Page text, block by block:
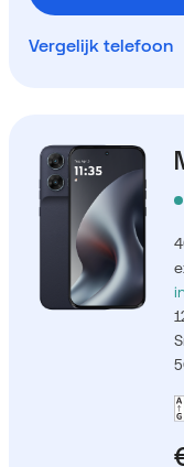
Vergelijk telefoon